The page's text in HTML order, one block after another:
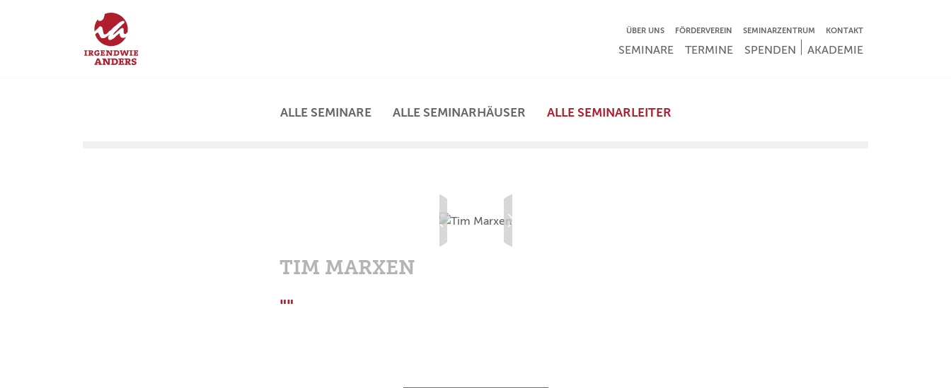
NAVIGATION ÜBERSPRINGEN
ÜBER UNS FÖRDERVEREIN SEMINARZENTRUM KONTAKT
NAVIGATION ÜBERSPRINGEN
SEMINARE TERMINE SPENDEN AKADEMIE
ALLE SEMINARE ALLE SEMINARHÄUSER ALLE SEMINARLEITER
TIM MARXEN
""